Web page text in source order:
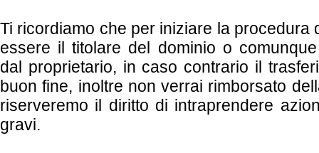
Ti ricordiamo che per iniziare la procedura
essere il titolare del dominio o
dal proprietario, in caso contrario il
buon fine, inoltre non verrai rimborsato
riserveremo il diritto di intraprendere
gravi.